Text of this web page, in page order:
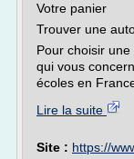
Votre panier
Trouver une
Pour choisir
qui vous
écoles en
Lire la suite
Site : https://